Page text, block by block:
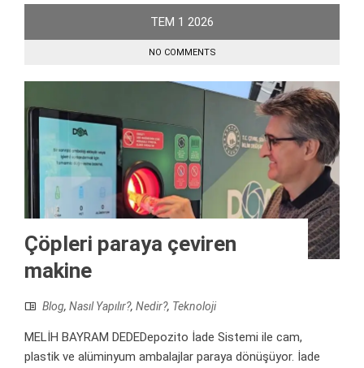
TEM 1 2026
NO COMMENTS
Çöpleri paraya çeviren
makine
Blog, Nasıl Yapılır?, Nedir?, Teknoloji
MELİH BAYRAM DEDEDepozito İade Sistemi ile cam,
plastik ve alüminyum ambalajlar paraya dönüşüyor. İade